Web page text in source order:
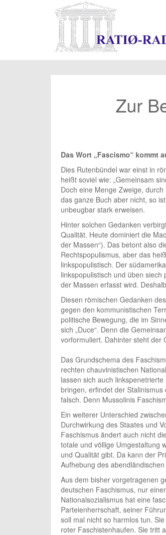
Zur
Das Wort „Fascismo“ kommt
Dies Rutenbündel war einst in
heißt soviel wie: „Gemeinsam
Doch eine Menge Zweige,
das ganze Buch aber nicht, so
unbeugbar stark erweisen.
Hinter solchen Gedanken
Qualität. Heute dominiert die
der Massen“). Das betont also
Rechtspopulismus, aber das
linkspopulistisch. Der
linkspopulistisch und üben siech
der Massen erfasst wird.
Diesen römischen Gedanken
gegen den kommunistischen
politische Bewegung, die im
sich „Duce“. Denn die
vorformuliert. Dahinter steht der
Das Grundschema des
rechten chauvinistischen
lassen sich auch
bringen, erfindet der
falsch. Denn Mussolinis
Ein weiterer Unterschied
Durchwirkung des Staates und
Faschismus ändert auch nicht
totale und völlige Umgestaltung
und Qualität gibt. Da kann der
Aufhebung des
Aus dem bisher vorgetragenen
deutschen Faschismus, nur
Nationalsozialismus hat eine
Parteienherrschaft, seiner
soll mal nicht so harmlos tun.
roter Faschistenhaufen. Sie tritt